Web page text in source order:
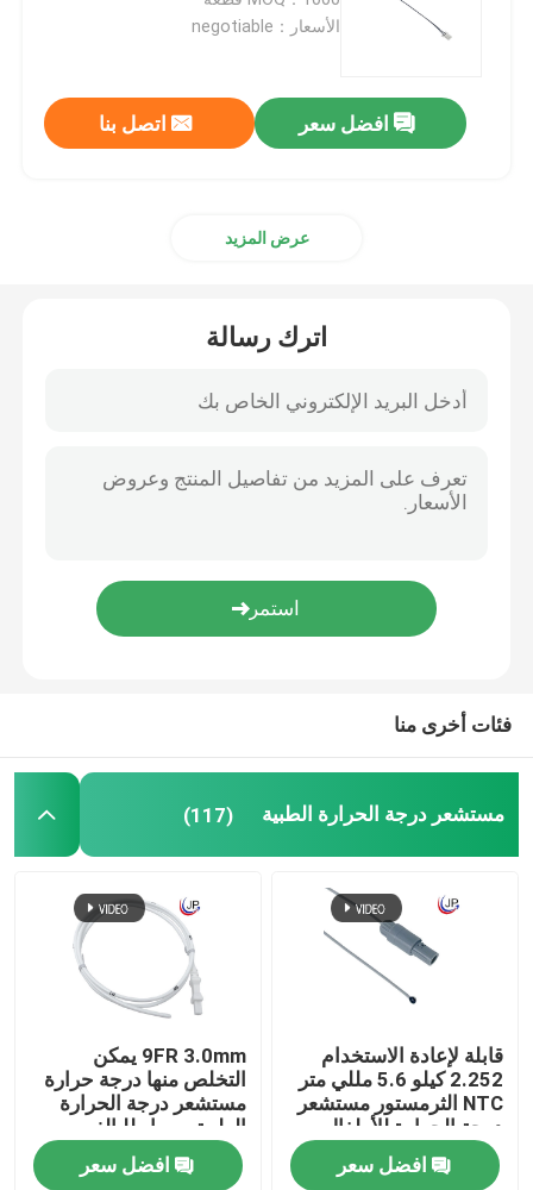
مسبار الثرمستور NTC
مستشعر درجة الحرارة RTD
مستشعر درجة الحرارة الرقمي
تسخير الأسلاك
الأسعار：negotiable
افضل سعر اتصل بنا
عرض المزيد
اترك رسالة
فئات أخرى منا
مستشعر درجة الحرارة الطبية (117)
قابلة لإعادة الاستخدام
2.252 كيلو 5.6 مللي متر
NTC الثرمستور مستشعر
درجة الحرارة للأطفال
حديثي الولادة
افضل سعر
9FR 3.0mm يمكن
التخلص منها درجة حرارة
مستشعر درجة الحرارة
الطبية مسبار للبالغين
افضل سعر